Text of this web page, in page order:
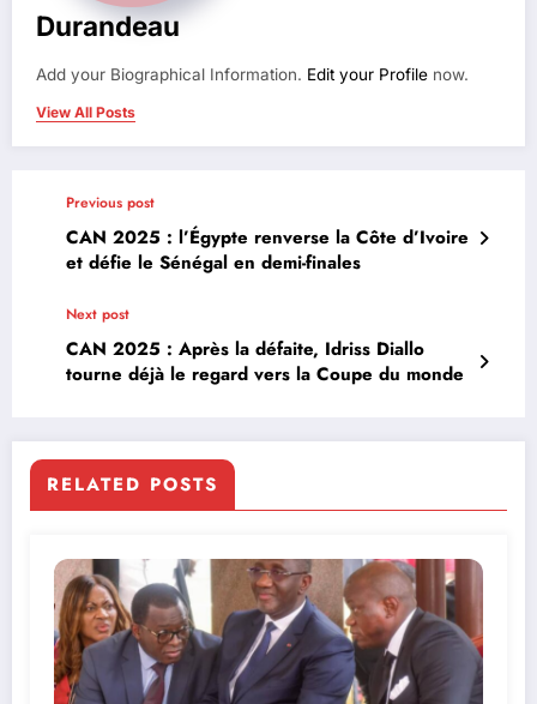
Durandeau
Add your Biographical Information. Edit your Profile now.
View All Posts
Previous post
CAN 2025 : l’Égypte renverse la Côte d’Ivoire
et défie le Sénégal en demi-finales
Next post
CAN 2025 : Après la défaite, Idriss Diallo
tourne déjà le regard vers la Coupe du monde
RELATED POSTS